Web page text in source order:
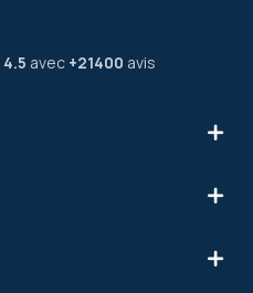
4.5 avec +21400 avis